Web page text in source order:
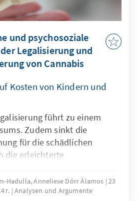
und psychosoziale
Legalisierung und
von Cannabis
Kosten von Kindern und
führt zu einem
Zudem sinkt die
für die schädlichen
die erleichterte
gehören
Gedächtnisstörungen,
Hadulla, Anneliese Dörr Álamos 23
г. Analysen und Argumente